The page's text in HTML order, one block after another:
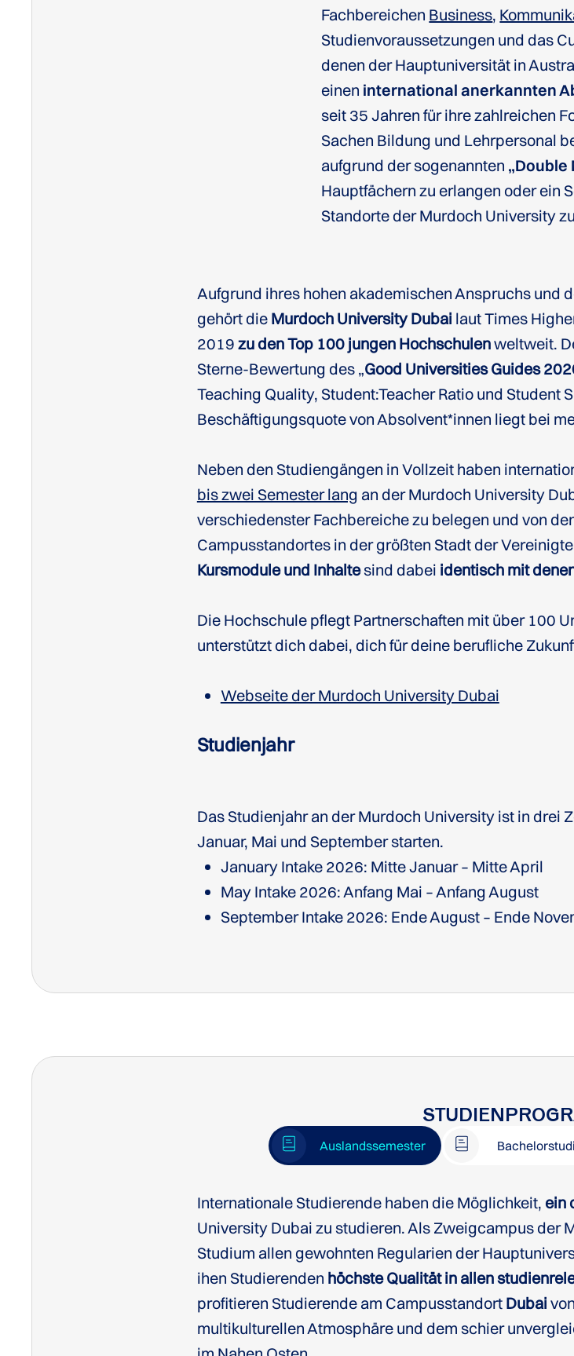
Fachbereichen Business,
Studienvoraussetzungen und das
denen der Hauptuniversität in
einen international anerkannten
seit 35 Jahren für ihre zahlreichen
Sachen Bildung und Lehrpersonal
aufgrund der sogenannten „Double
Hauptfächern zu erlangen oder ein
Standorte der Murdoch University
Aufgrund ihres hohen akademischen Anspruchs und
gehört die Murdoch University Dubai laut Times
2019 zu den Top 100 jungen Hochschulenweltweit.
Sterne-Bewertung des „Good Universities Guides
Teaching Quality, Student:Teacher Ratio und Student
Beschäftigungsquote von Absolvent*innen liegt bei
Neben den Studiengängen in Vollzeit haben
bis zwei Semester lang an der Murdoch University
verschiedenster Fachbereiche zu belegen und von
Campusstandortes in der größten Stadt der
Kursmodule und Inhaltesind dabei identisch mit
Die Hochschule pflegt Partnerschaften mit über 100
unterstützt dich dabei, dich für deine berufliche
Webseite der Murdoch University Dubai
Studienjahr
Das Studienjahr an der Murdoch University ist in drei
Januar, Mai und September starten.
January Intake 2026: Mitte Januar – Mitte April
May Intake 2026: Anfang Mai – Anfang August
September Intake 2026: Ende August – Ende
Website der Murdoch University Dubai zu
Auslandssemester
Internationale Studierende haben die Möglichkeit, ein
University Dubai zu studieren. Als Zweigcampus der
Studium allen gewohnten Regularien der
ihen Studierenden höchste Qualität in allen
profitieren Studierende am Campusstandort Dubai
multikulturellen Atmosphäre und dem schier